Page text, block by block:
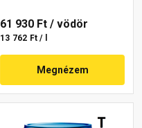
61 930 Ft / vödör
13 762 Ft / l
Megnézem